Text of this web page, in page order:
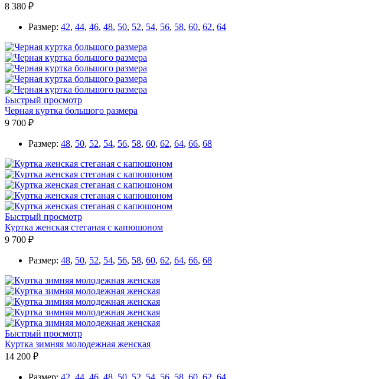
8 380 ₽
Размер: 42, 44, 46, 48, 50, 52, 54, 56, 58, 60, 62, 64
Быстрый просмотр
Черная куртка большого размера
9 700 ₽
Размер: 48, 50, 52, 54, 56, 58, 60, 62, 64, 66, 68
Быстрый просмотр
Куртка женская стеганая с капюшоном
9 700 ₽
Размер: 48, 50, 52, 54, 56, 58, 60, 62, 64, 66, 68
Быстрый просмотр
Куртка зимняя молодежная женская
14 200 ₽
Размер: 42 44 46 48 50 52 54 56 58 60 62 64